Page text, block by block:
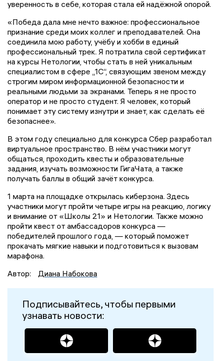
уверенность в себе, которая стала ей надёжной опорой.
«Победа дала мне нечто важное: профессиональное
признание среди моих коллег и преподавателей. Она
соединила мою работу, учёбу и хобби в единый
профессиональный трек. Я потратила свой сертификат
на курсы Нетологии, чтобы стать в ней уникальным
специалистом в сфере „1С“, связующим звеном между
строгим миром информационной безопасности и
реальными людьми за экранами. Теперь я не просто
оператор и не просто студент. Я человек, который
понимает эту систему изнутри и знает, как сделать её
безопаснее».
В этом году специально для конкурса Сбер разработал
виртуальное пространство. В нём участники могут
общаться, проходить квесты и образовательные
задания, изучать возможности ГигаЧата, а также
получать баллы в общий зачёт конкурса.
1 марта на площадке открылась киберзона. Здесь
участники могут пройти четыре игры на реакцию, логику
и внимание от «Школы 21» и Нетологии. Также можно
пройти квест от амбассадоров конкурса —
победителей прошлого года, — который поможет
прокачать мягкие навыки и подготовиться к вызовам
марафона.
Автор:
Диана Набокова
Подписывайтесь, чтобы первыми
узнавать новости: